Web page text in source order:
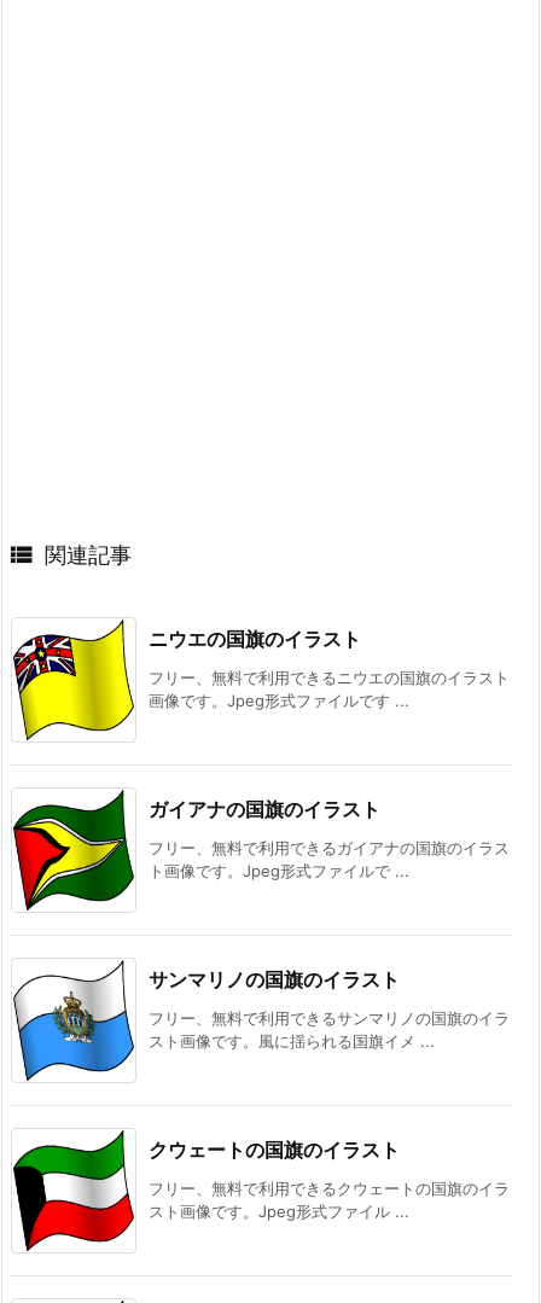
 関連記事
ニウエの国旗のイラスト
フリー、無料で利用できるニウエの国旗のイラスト
画像です。Jpeg形式ファイルです ...
ガイアナの国旗のイラスト
フリー、無料で利用できるガイアナの国旗のイラス
ト画像です。Jpeg形式ファイルで ...
サンマリノの国旗のイラスト
フリー、無料で利用できるサンマリノの国旗のイラ
スト画像です。風に揺られる国旗イメ ...
クウェートの国旗のイラスト
フリー、無料で利用できるクウェートの国旗のイラ
スト画像です。Jpeg形式ファイル ...